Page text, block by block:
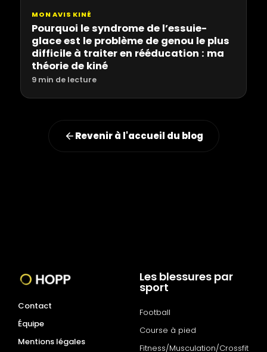
MON AVIS KINÉ
Pourquoi le syndrome de l’essuie-
glace est le problème de genou le plus
difficile à traiter en rééducation : ma
théorie de kiné
9 min de lecture
Revenir à l'accueil du blog
Contact
Équipe
Mentions légales
Les blessures par
sport
Football
Course à pied
Fitness/Musculation/Crossfit